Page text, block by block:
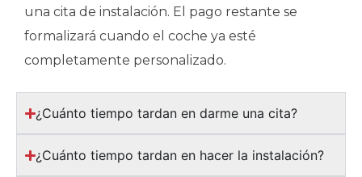
una cita de instalación. El pago restante se
formalizará cuando el coche ya esté
completamente personalizado.
¿Cuánto tiempo tardan en darme una cita?
¿Cuánto tiempo tardan en hacer la instalación?